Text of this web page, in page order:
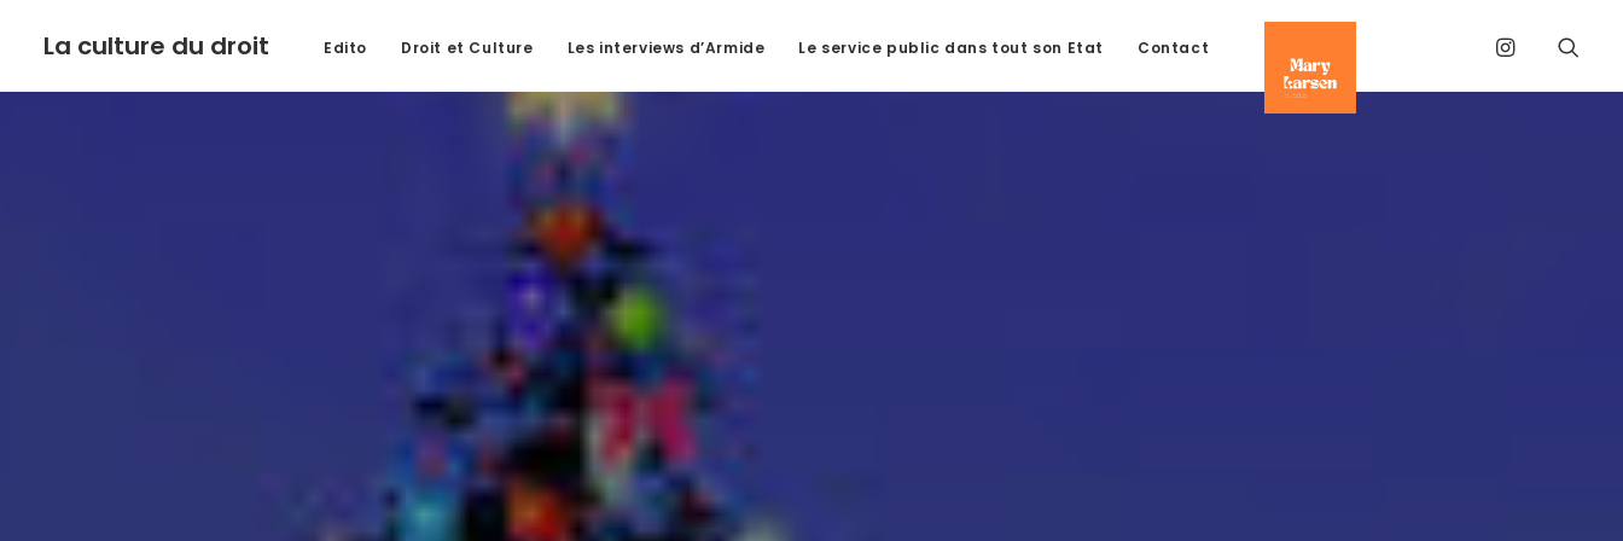
La culture du droit Edito Droit et Culture Les interviews d’Armide Le service public dans tout son Etat Contact